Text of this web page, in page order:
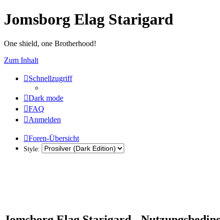
Jomsborg Elag Starigard
One shield, one Brotherhood!
Zum Inhalt
Schnellzugriff
Dark mode
FAQ
Anmelden
Foren-Übersicht
Style: